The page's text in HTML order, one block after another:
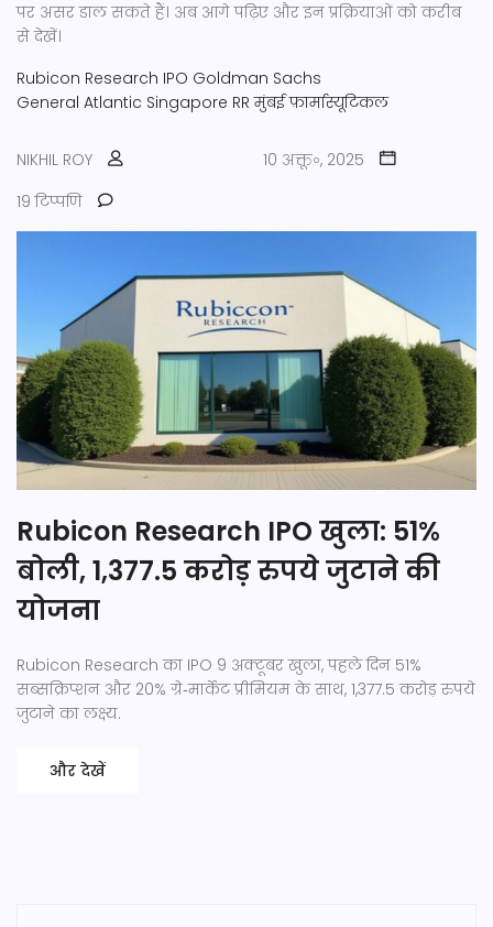
पर असर डाल सकते हैं। अब आगे पढ़िए और इन प्रक्रियाओं को करीब
से देखें।
Rubicon Research IPO Goldman Sachs
General Atlantic Singapore RR मुंबई फ़ार्मास्यूटिकल
NIKHIL ROY
10 अक्तू॰, 2025
19 टिप्पणि
Rubicon Research IPO खुला: 51%
बोली, 1,377.5 करोड़ रुपये जुटाने की
योजना
Rubicon Research का IPO 9 अक्टूबर खुला, पहले दिन 51%
सब्सक्रिप्शन और 20% ग्रे‑मार्केट प्रीमियम के साथ, 1,377.5 करोड़ रुपये
जुटाने का लक्ष्य.
और देखें